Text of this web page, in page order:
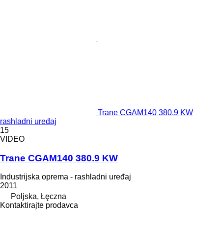
Trane CGAM140 380.9 KW
rashladni uređaj
15
VIDEO
Trane CGAM140 380.9 KW
Industrijska oprema - rashladni uređaj
2011
Poljska, Łęczna
Kontaktirajte prodavca